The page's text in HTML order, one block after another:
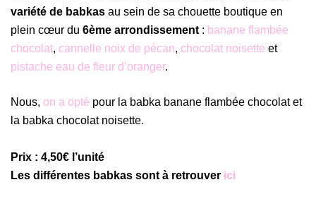
variété de babkas au sein de sa chouette boutique en
plein cœur du 6ème arrondissement : banane flambée
chocolat, cannelle noix de pécan, chocolat noisette et
pistache eau de fleur d’oranger.
Nous, on a opté pour la babka banane flambée chocolat et
la babka chocolat noisette.
Prix : 4,50€ l’unité
Les différentes babkas sont à retrouver ici